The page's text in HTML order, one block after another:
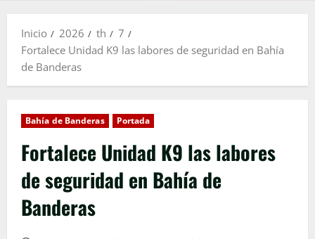
Inicio 2026 th
7
Fortalece Unidad K9 las labores de seguridad en Bahía
de Banderas
Bahía de Banderas Portada
Fortalece Unidad K9 las labores
de seguridad en Bahía de
Banderas